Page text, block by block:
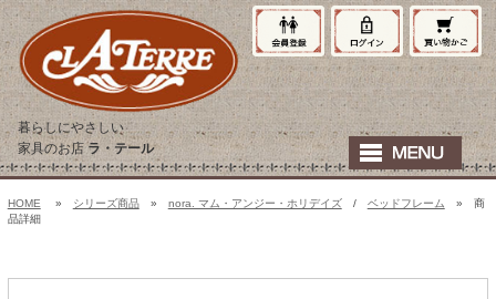
暮らしにやさしい
家具のお店ラ・テール
HOME » シリーズ商品» nora. マム・アンジー・ホリデイズ/ ベッドフレーム » 商
品詳細